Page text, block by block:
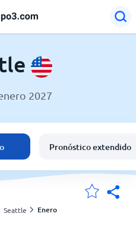
2027
Pronóstico extendido
Seattle Enero